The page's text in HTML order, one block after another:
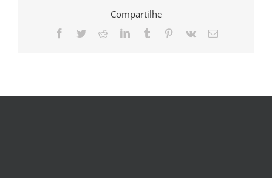
Compartilhe
Facebook
TwitterRedditLinkedInTumblr Pinterest
Vk
E-